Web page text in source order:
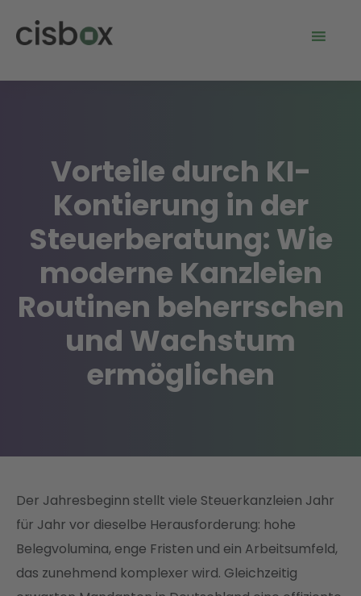
Vorteile durch KI-
Kontierung in der
Steuerberatung: Wie
moderne Kanzleien
Routinen beherrschen
und Wachstum
ermöglichen
Der Jahresbeginn stellt viele Steuerkanzleien Jahr
für Jahr vor dieselbe Herausforderung: hohe
Belegvolumina, enge Fristen und ein Arbeitsumfeld,
das zunehmend komplexer wird. Gleichzeitig